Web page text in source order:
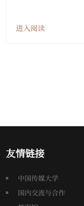
进入阅读
友情链接
中国传媒大学
国内交流与合作